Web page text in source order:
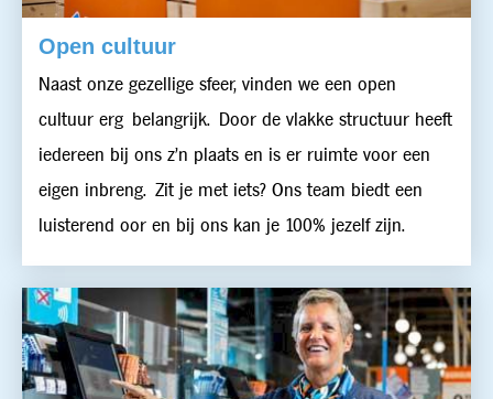
Open cultuur
Naast onze gezellige sfeer, vinden we een open
cultuur erg belangrijk. Door de vlakke structuur heeft
iedereen bij ons z’n plaats en is er ruimte voor een
eigen inbreng. Zit je met iets? Ons team biedt een
luisterend oor en bij ons kan je 100% jezelf zijn.